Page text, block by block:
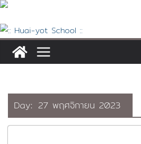
Skip
content
Day: 27 พฤศจิกายน 2023